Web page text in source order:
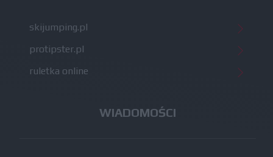
skijumping.pl
protipster.pl
ruletka online
WIADOMOŚCI